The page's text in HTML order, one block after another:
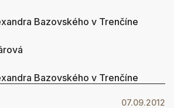
Bazovského v Trenčíne
Bazovského v Trenčíne
07.09.2012